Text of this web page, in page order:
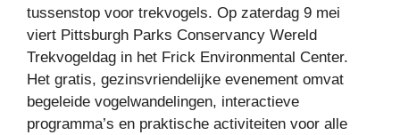
tussenstop voor trekvogels. Op zaterdag 9 mei
viert Pittsburgh Parks Conservancy Wereld
Trekvogeldag in het Frick Environmental Center.
Het gratis, gezinsvriendelijke evenement omvat
begeleide vogelwandelingen, interactieve
programma’s en praktische activiteiten voor alle